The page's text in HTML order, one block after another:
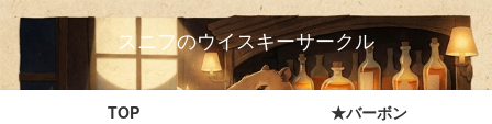
スニフのウイスキーサークル
TOP
★バーボン